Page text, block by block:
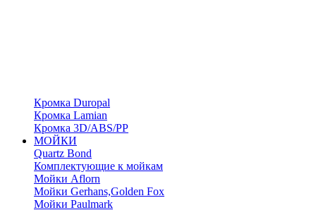
Кромка Duropal
Кромка Lamian
Кромка 3D/ABS/PP
МОЙКИ
Quartz Bond
Комплектующие к мойкам
Мойки Aflorn
Мойки Gerhans,Golden Fox
Мойки Paulmark